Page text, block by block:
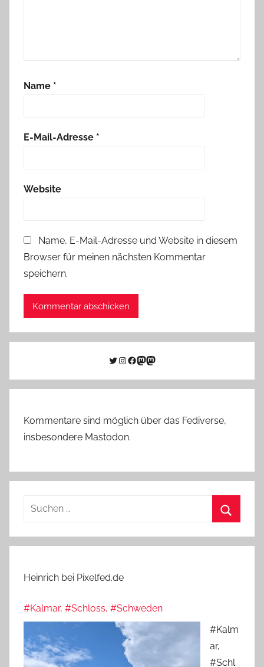
Name *
E-Mail-Adresse *
Website
Name, E-Mail-Adresse und Website in diesem
Browser für meinen nächsten Kommentar
speichern.
Twitter
Instagram
Facebook
Link zu Mastodon
Mastodon
Kommentare sind möglich über das Fediverse,
insbesondere Mastodon.
Suchen
Heinrich bei Pixelfed.de
#Kalmar, #Schloss, #Schweden
#Kalm
ar,
#Schl